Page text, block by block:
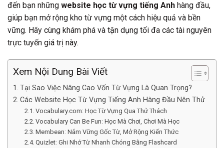
đến bạn những website học từ vựng tiếng Anh hàng đầu,
giúp bạn mở rộng kho từ vựng một cách hiệu quả và bền
vững. Hãy cùng khám phá và tận dụng tối đa các tài nguyên
trực tuyến giá trị này.
Xem Nội Dung Bài Viết
Tại Sao Việc Nâng Cao Vốn Từ Vựng Là Quan Trọng?
Các Website Học Từ Vựng Tiếng Anh Hàng Đầu Nên Thử
Vocabulary.com: Học Từ Vựng Qua Thử Thách
Vocabulary Can Be Fun: Học Mà Chơi, Chơi Mà Học
Membean: Nắm Vững Gốc Từ, Mở Rộng Kiến Thức
Quizlet: Ghi Nhớ Từ Nhanh Chóng Bằng Flashcard